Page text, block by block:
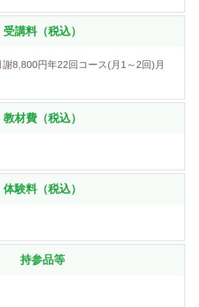
受講料（税込）
8,800円年22回コース(月1～2回)月
教材費（税込）
体験料（税込）
持参品等